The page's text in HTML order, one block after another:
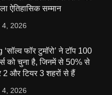
ऐतिहासिक सम्मान
4, 2026
फॉर टुमॉरो’ ने टॉप 100
को चुना है, जिनमें से 50% से
2 और टियर 3 शहरों से हैं
4, 2026